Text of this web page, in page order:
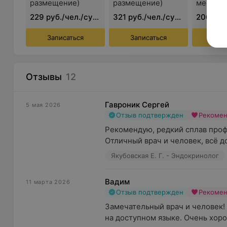
Комплексное оздоровление и
Для гостей доступны 100+ процедур в SPA/
Гидромассажные ванны, сауны, обертывания и
Санаторий Westa (Веста) сочетает передовые
пациенте. Это место, где здоровье и комфорт
подход способствует лечению и удовольствию от
размещение)
229 руб./чел./сутки
Записаться
размещение)
321 руб./чел./сутки
Записаться
место)
Отзывы 12
5 мая 2026 Гавроник Сергей
Отзыв подтвержден
Рекомендую, редкий сплав
Отличный врач и человек, всё
Якубовская Е. Г. - Эндокринолог
11 марта 2026 Вадим
Отзыв подтвержден
Замечательный врач и
на доступном языке. Очень